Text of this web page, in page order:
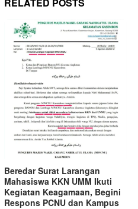
Beredar Surat Larangan
Mahasiswa KKN UMM Ikuti
Kegiatan Keagamaan, Begini
Respons PCNU dan Kampus